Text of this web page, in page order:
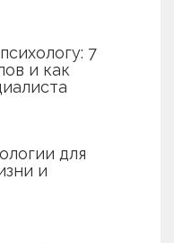
7
и как
для
и